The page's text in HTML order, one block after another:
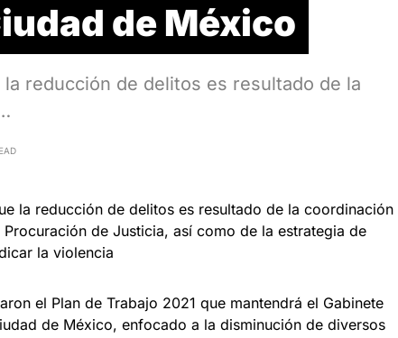
de México
reducción de delitos es resultado de la
la reducción de delitos es resultado de la coordinación
de Justicia, así como de la estrategia de
la violencia
el Plan de Trabajo 2021 que mantendrá el Gabinete
de México, enfocado a la disminución de diversos